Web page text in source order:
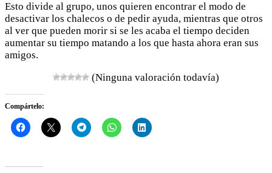
Esto divide al grupo, unos quieren encontrar el modo de
desactivar los chalecos o de pedir ayuda, mientras que otros
al ver que pueden morir si se les acaba el tiempo deciden
aumentar su tiempo matando a los que hasta ahora eran sus
amigos.
(Ninguna valoración todavía)
Compártelo: